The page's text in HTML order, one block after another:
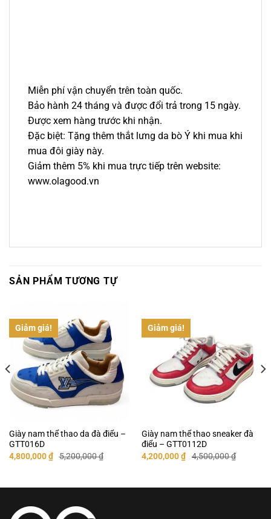
Miễn phí vận chuyển trên toàn quốc.
Bảo hành 24 tháng và được đổi trả trong 15 ngày.
Được xem hàng trước khi nhận.
Đặc biệt: Tặng thêm thắt lưng da bò Ý khi mua khi
mua đôi giày này.
Giảm thêm 5% khi mua trực tiếp trên website:
www.olagood.vn
SẢN PHẨM TƯƠNG TỰ
Giảm giá!
Giày nam thể thao da đà điểu –
GTT016D
5,200,000₫
Giá
gốc
4,800,000₫Giá
hiện
4,800,000 ₫.
Giảm giá!
Giày nam thể thao sneaker đà
điểu – GTT0112D
4,500,000₫
Giá
gốc
4,200,000₫Giá
hiện
4,200,000 ₫.